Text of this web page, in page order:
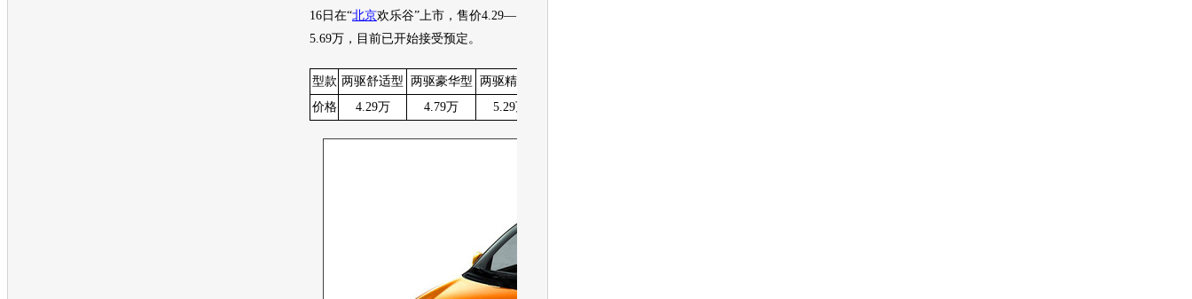
16日在“北京欢乐谷”上市，售价4.29—
5.69万，目前已开始接受预定。
型款 两驱舒适型 两驱豪华型 两驱精英型
价格
4.29万 4.79万 5.29万